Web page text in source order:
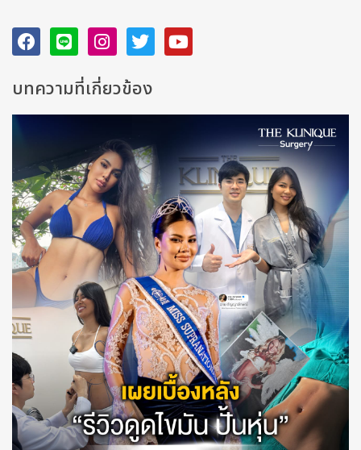
บทความที่เกี่ยวข้อง